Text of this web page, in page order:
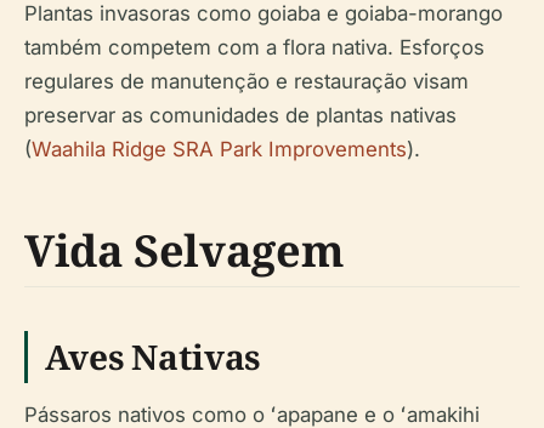
Plantas invasoras como goiaba e goiaba-morango
também competem com a flora nativa. Esforços
regulares de manutenção e restauração visam
preservar as comunidades de plantas nativas
(Waahila Ridge SRA Park Improvements).
Vida Selvagem
Aves Nativas
Pássaros nativos como o ʻapapane e o ʻamakihi